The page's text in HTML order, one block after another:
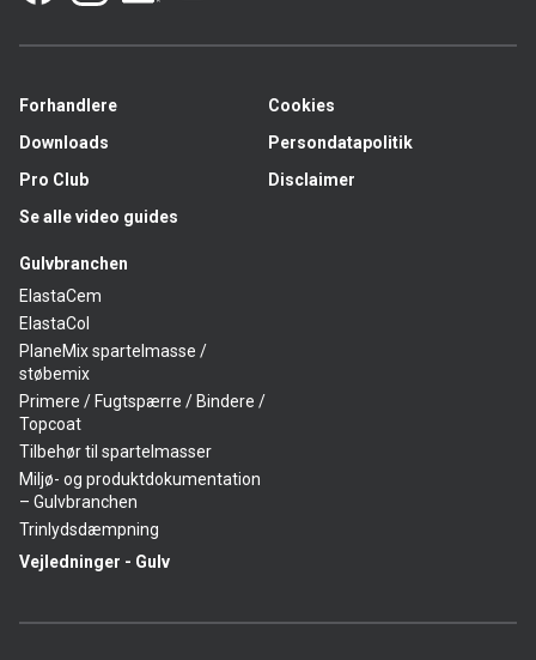
Forhandlere
Downloads
Pro Club
Se alle video guides
Gulvbranchen
ElastaCem
ElastaCol
PlaneMix spartelmasse /
støbemix
Primere / Fugtspærre / Bindere /
Topcoat
Tilbehør til spartelmasser
Miljø- og produktdokumentation
– Gulvbranchen
Trinlydsdæmpning
Vejledninger - Gulv
Cookies
Persondatapolitik
Disclaimer